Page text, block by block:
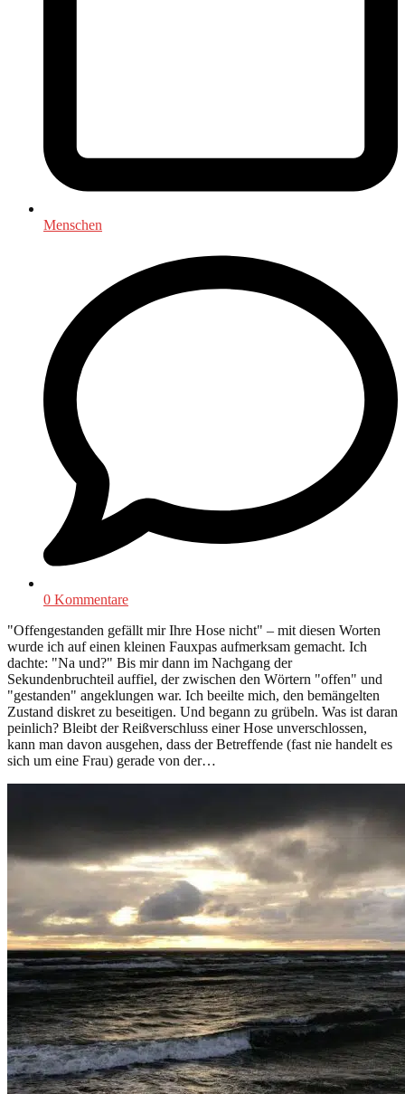
Menschen
0 Kommentare
"Offengestanden gefällt mir Ihre Hose nicht" – mit diesen Worten
wurde ich auf einen kleinen Fauxpas aufmerksam gemacht. Ich
dachte: "Na und?" Bis mir dann im Nachgang der
Sekundenbruchteil auffiel, der zwischen den Wörtern "offen" und
"gestanden" angeklungen war. Ich beeilte mich, den bemängelten
Zustand diskret zu beseitigen. Und begann zu grübeln. Was ist daran
peinlich? Bleibt der Reißverschluss einer Hose unverschlossen,
kann man davon ausgehen, dass der Betreffende (fast nie handelt es
sich um eine Frau) gerade von der…